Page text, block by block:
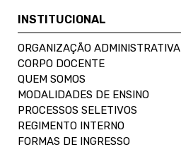
INSTITUCIONAL
ORGANIZAÇÃO ADMINISTRATIVA
CORPO DOCENTE
QUEM SOMOS
MODALIDADES DE ENSINO
PROCESSOS SELETIVOS
REGIMENTO INTERNO
FORMAS DE INGRESSO